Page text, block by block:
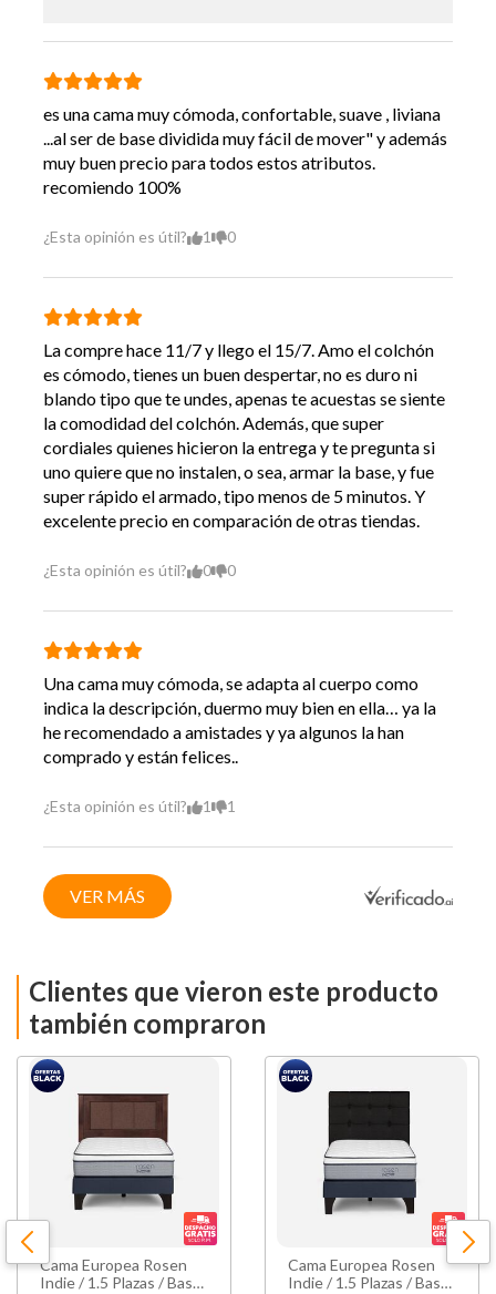
No
Incluye Plumón No
Incluye Solo Cama
Requiere Armado
Vida Util
8 Años Según Uso Y
Cuidados
Garantía
Proveedor
12 Meses Cama
Hecho en Chile
es una cama muy cómoda, confortable, suave , liviana
...al ser de base dividida muy fácil de mover" y además
muy buen precio para todos estos atributos.
recomiendo 100%
¿Esta opinión es útil? 1 0
La compre hace 11/7 y llego el 15/7. Amo el colchón
es cómodo, tienes un buen despertar, no es duro ni
blando tipo que te undes, apenas te acuestas se siente
la comodidad del colchón. Además, que super
cordiales quienes hicieron la entrega y te pregunta si
uno quiere que no instalen, o sea, armar la base, y fue
super rápido el armado, tipo menos de 5 minutos. Y
excelente precio en comparación de otras tiendas.
¿Esta opinión es útil? 0 0
Una cama muy cómoda, se adapta al cuerpo como
indica la descripción, duermo muy bien en ella… ya la
he recomendado a amistades y ya algunos la han
comprado y están felices..
¿Esta opinión es útil? 1 1
VER MÁS
Clientes que vieron este producto
también compraron
Cama Europea Rosen
Indie / 1.5 Plazas / Base
Cama Europea Rosen
Indie / 1.5 Plazas / Base